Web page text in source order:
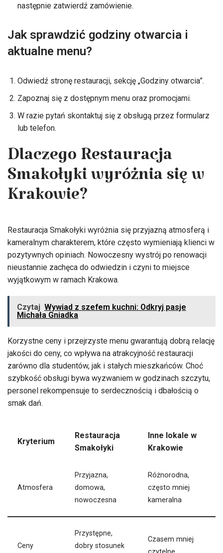
następnie zatwierdź zamówienie.
Jak sprawdzić godziny otwarcia i
aktualne menu?
Odwiedź stronę restauracji, sekcję „Godziny otwarcia”.
Zapoznaj się z dostępnym menu oraz promocjami.
W razie pytań skontaktuj się z obsługą przez formularz
lub telefon.
Dlaczego Restauracja
Smakołyki wyróżnia się w
Krakowie?
Restauracja Smakołyki wyróżnia się przyjazną atmosferą i
kameralnym charakterem, które często wymieniają klienci w
pozytywnych opiniach. Nowoczesny wystrój po renowacji
nieustannie zachęca do odwiedzin i czyni to miejsce
wyjątkowym w ramach Krakowa.
Czytaj Wywiad z szefem kuchni: Odkryj pasje
Michała Gniadka
Korzystne ceny i przejrzyste menu gwarantują dobrą relację
jakości do ceny, co wpływa na atrakcyjność restauracji
zarówno dla studentów, jak i stałych mieszkańców. Choć
szybkość obsługi bywa wyzwaniem w godzinach szczytu,
personel rekompensuje to serdecznością i dbałością o
smak dań.
Kryterium
Restauracja
Smakołyki
Inne lokale w
Krakowie
Atmosfera
Przyjazna,
domowa,
nowoczesna
Różnorodna,
często mniej
kameralna
Ceny
Przystępne,
dobry stosunek
Czasem mniej